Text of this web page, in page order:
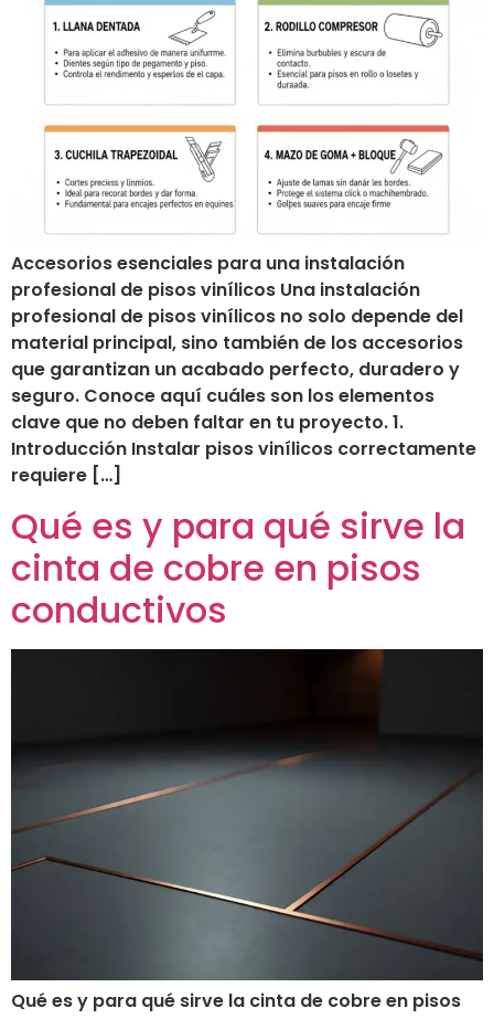
Accesorios esenciales para una instalación
profesional de pisos vinílicos Una instalación
profesional de pisos vinílicos no solo depende del
material principal, sino también de los accesorios
que garantizan un acabado perfecto, duradero y
seguro. Conoce aquí cuáles son los elementos
clave que no deben faltar en tu proyecto. 1.
Introducción Instalar pisos vinílicos correctamente
requiere […]
Qué es y para qué sirve la
cinta de cobre en pisos
conductivos
Qué es y para qué sirve la cinta de cobre en pisos